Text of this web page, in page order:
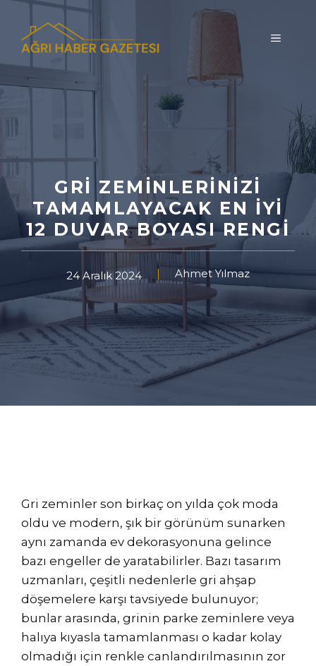
İçeriğe
MENÜ
GRI ZEMINLERINIZI
TAMAMLAYACAK EN İYI
12 DUVAR BOYASI RENGI
24 Aralık 2024 Ahmet Yılmaz
Gri zeminler son birkaç on yılda çok moda
oldu ve modern, şık bir görünüm sunarken
aynı zamanda ev dekorasyonuna gelince
bazı engeller de yaratabilirler. Bazı tasarım
uzmanları, çeşitli nedenlerle gri ahşap
döşemelere karşı tavsiyede bulunuyor;
bunlar arasında, grinin parke zeminlere veya
halıya kıyasla tamamlanması o kadar kolay
olmadığı için renkle canlandırılmasının zor